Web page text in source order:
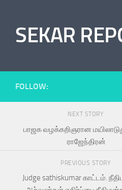
SEKAR
FOLLOW:
NEXT STORY
பாஜக வழக்கறிஞரான
ராஜேந்திரன்
PREVIOUS STORY
Judge sathiskumar காட்டம்.